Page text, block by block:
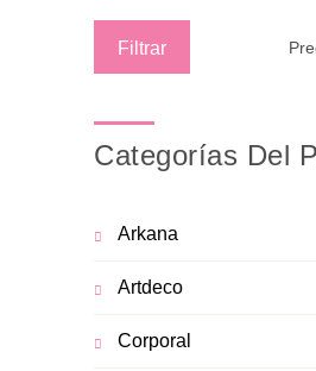
Filtrar
Categorías Del
Arkana
Artdeco
Corporal